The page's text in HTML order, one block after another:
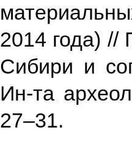
2014 года) //
Сибири и
Ин-та
27–31.